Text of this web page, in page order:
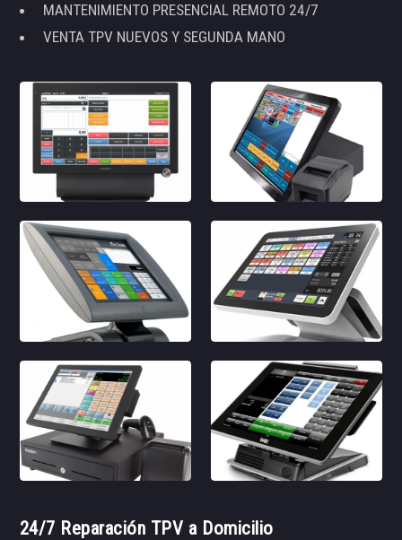
MANTENIMIENTO PRESENCIAL REMOTO 24/7
VENTA TPV NUEVOS Y SEGUNDA MANO
24/7 Reparación TPV a Domicilio